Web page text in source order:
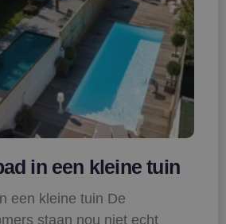
in een kleine tuin
een kleine tuin De
staan nou niet echt